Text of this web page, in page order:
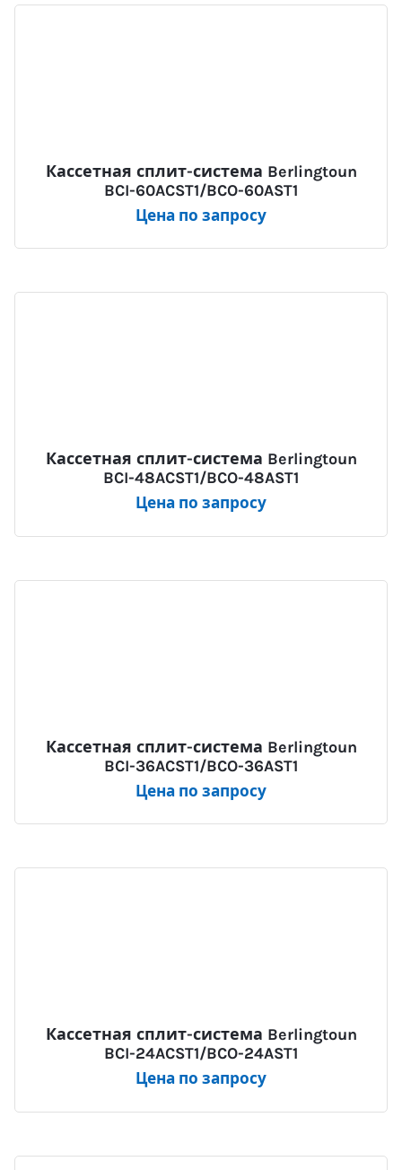
Кассетная сплит-система Berlingtoun
BCI-60ACST1/BCO-60AST1
Цена по запросу
Кассетная сплит-система Berlingtoun
BCI-48ACST1/BCO-48AST1
Цена по запросу
Кассетная сплит-система Berlingtoun
BCI-36ACST1/BCO-36AST1
Цена по запросу
Кассетная сплит-система Berlingtoun
BCI-24ACST1/BCO-24AST1
Цена по запросу